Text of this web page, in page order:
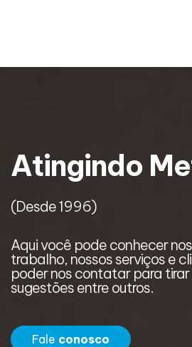
Atingindo
(Desde 1996)
Aqui você pode conhecer
trabalho, nossos serviços e
poder nos contatar para
sugestões entre outros.
Fale conosco